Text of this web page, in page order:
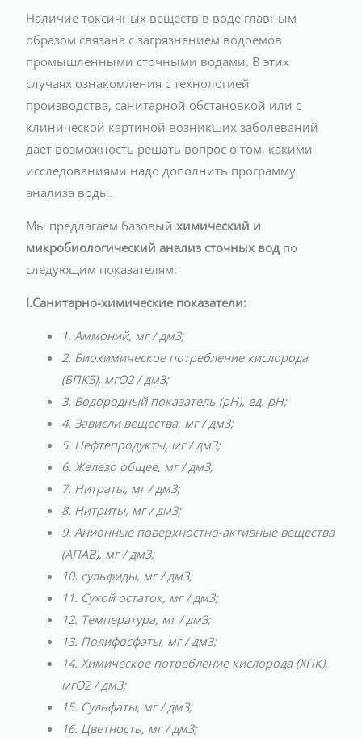
Наличие токсичных веществ в воде главным
образом связана с загрязнением водоемов
промышленными сточными водами. В этих
случаях ознакомления с технологией
производства, санитарной обстановкой или с
клинической картиной возникших заболеваний
дает возможность решать вопрос о том, какими
исследованиями надо дополнить программу
анализа воды.
Мы предлагаем базовый химический и
микробиологический анализ сточных водпо
следующим показателям:
І.Санитарно-химические показатели:
1. Аммоний, мг / дм3;
2. Биохимическое потребление кислорода
(БПК5), мгО2 / дм3;
3. Водородный показатель (рН), ед. рН;
4. Зависли вещества, мг / дм3;
5. Нефтепродукты, мг / дм3;
6. Железо общее, мг / дм3;
7. Нитраты, мг / дм3;
8. Нитриты, мг / дм3;
9. Анионные поверхностно-активные вещества
(АПАВ), мг / дм3;
10. сульфиды, мг / дм3;
11. Сухой остаток, мг / дм3;
12. Температура, мг / дм3;
13. Полифосфаты, мг / дм3;
14. Химическое потребление кислорода (ХПК),
мгО2 / дм3;
15. Сульфаты, мг / дм3;
16. Цветность, мг / дм3;